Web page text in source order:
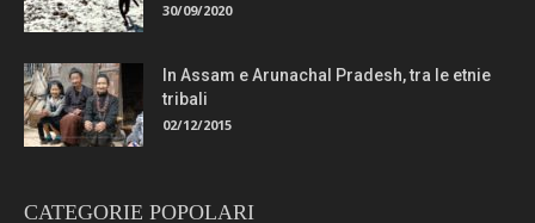
30/09/2020
In Assam e Arunachal Pradesh, tra le etnie
tribali
02/12/2015
CATEGORIE POPOLARI